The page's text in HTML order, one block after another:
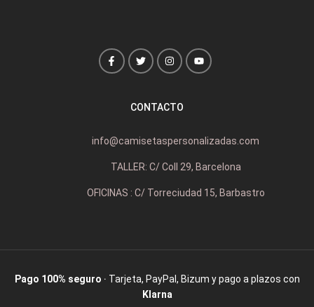
CONTACTO
info@camisetaspersonalizadas.com
TALLER: C/ Coll 29, Barcelona
OFICINAS : C/ Torreciudad 15, Barbastro
Pago 100% seguro · Tarjeta, PayPal, Bizum y pago a plazos con
Klarna